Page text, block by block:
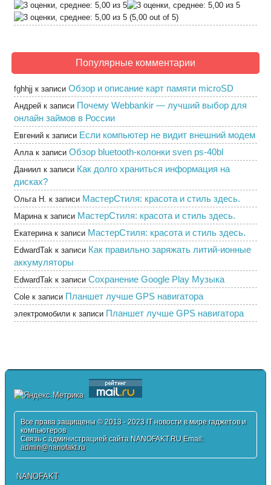
(5,00 out of 5)
Популярные комментарии
fghhjj к записи Обзор и описание карт памяти microSD
Андрей к записи Почему Webbankir — лучший выбор для
онлайн займов в России
Евгений к записи Если компьютер не видит внешний модем
Аллак записи Обзор bluetooth-колонки sven ps-40bl
Даниил к записи Как долго храниться информация на
дисках?
Ольга Н. к записи МастерСтиля: красота и стиль здесь.
Маринак записи МастерСтиля: красота и стиль здесь.
Екатеринак записи МастерСтиля: красота и стиль здесь.
EdwardTak к записи Как правильно заряжать литий-ионные
аккумуляторы
EdwardTak к записи Сохранение Google Play Музыка
Cole к записи Планшет лучше GPS навигатора
электромобили к записи Планшет лучше GPS навигатора
Все права защищены © 2013 - 2023 IT новости в мире гаджетов и
компьютеров
Связь с администрацией сайта NANOFAKT.RU Email:
admin@nanofakt.ru
NANOFAKT